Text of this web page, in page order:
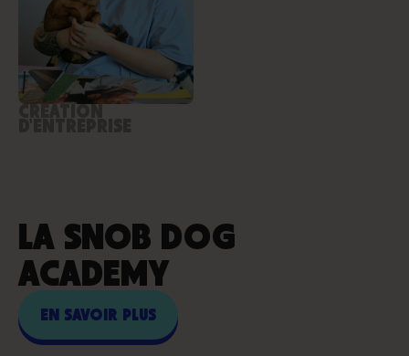
CRÉATION
LA SNOB DOG
ACADEMY
EN SAVOIR PLUS